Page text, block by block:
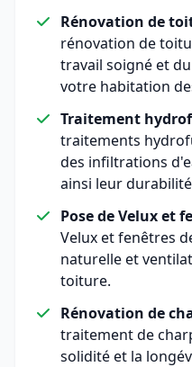
Rénovation de
rénovation de
travail soigné et
votre habitation
Traitement
traitements
des infiltrations
ainsi leur
Pose de Velux et
Velux et fenêtres
naturelle et
toiture.
Rénovation de
traitement de
solidité et la